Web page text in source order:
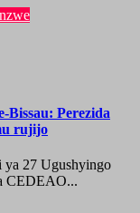
Bissau: Perezida
rujijo
27 Ugushyingo
CEDEAO...